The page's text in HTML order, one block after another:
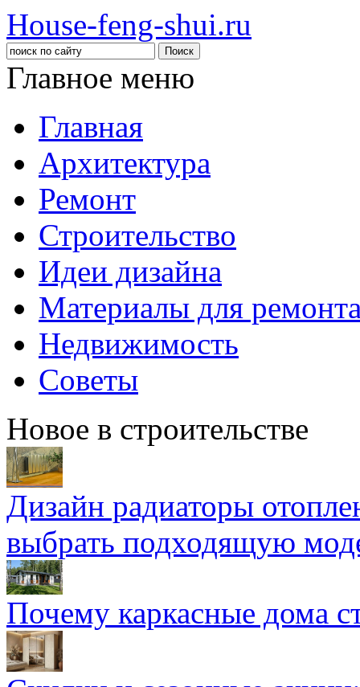
House-feng-shui.ru
Главное меню
Главная
Архитектура
Ремонт
Строительство
Идеи дизайна
Материалы для
Недвижимость
Советы
Новое в строительстве
Дизайн радиаторы
выбрать подходящую
Почему каркасные дома